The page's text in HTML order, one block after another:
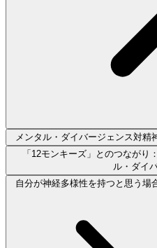
メンタル・ダイバージェンス対精
「12モンキーズ」とのつながり
ル・ダイ
自分が神経多様性を持つと思う場